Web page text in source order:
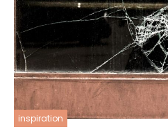
inspiration